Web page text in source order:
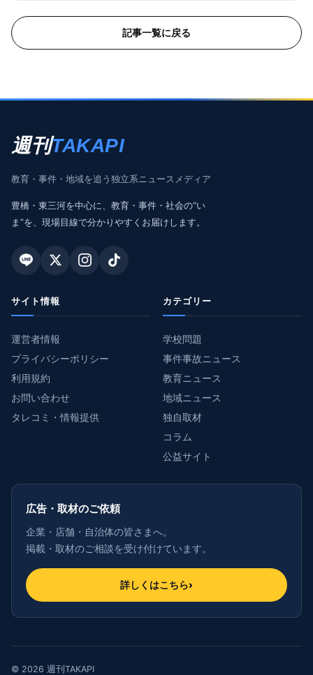
記事一覧に戻る
週刊TAKAPI
教育・事件・地域を追う独立系ニュースメディア
豊橋・東三河を中心に、教育・事件・社会の“い
ま”を、現場目線で分かりやすくお届けします。
サイト情報
運営者情報
プライバシーポリシー
利用規約
お問い合わせ
タレコミ・情報提供
カテゴリー
学校問題
事件事故ニュース
教育ニュース
地域ニュース
独自取材
コラム
公益サイト
広告・取材のご依頼
企業・店舗・自治体の皆さまへ。
掲載・取材のご相談を受け付けています。
詳しくはこちら›
© 2026 週刊TAKAPI